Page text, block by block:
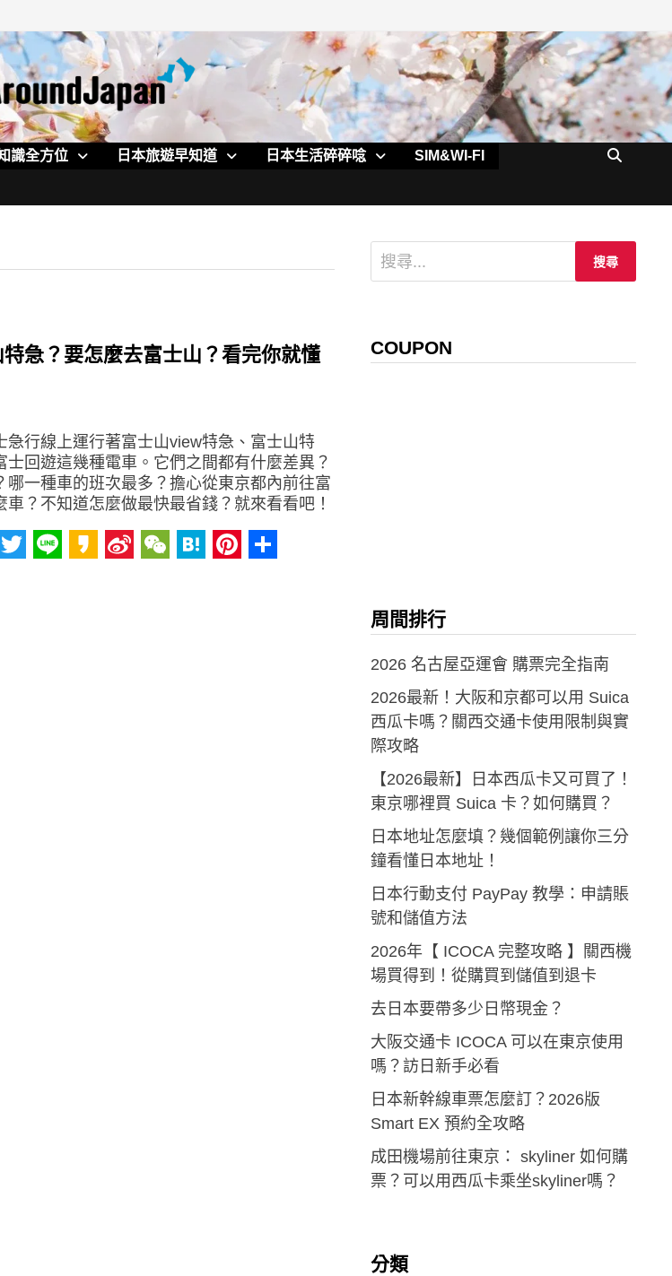
識全方位 日本旅遊早知道 日本生活碎碎唸 SIM&WI-FI
急？要怎麼去富士山？看完你就懂
急行線上運行著富士山view特急、富士山特
士回遊這幾種電車。它們之間都有什麼差異？
哪一種車的班次最多？擔心從東京都內前往富
？不知道怎麼做最快最省錢？就來看看吧！
搜
尋
COUPON
周間排行
2026 名古屋亞運會 購票完全指南
2026最新！大阪和京都可以用 Suica
西瓜卡嗎？關西交通卡使用限制與實
際攻略
【2026最新】日本西瓜卡又可買了！
東京哪裡買 Suica 卡？如何購買？
日本地址怎麼填？幾個範例讓你三分
鐘看懂日本地址！
日本行動支付 PayPay 教學：申請賬
號和儲值方法
2026年【 ICOCA 完整攻略 】關西機
場買得到！從購買到儲值到退卡
去日本要帶多少日幣現金？
大阪交通卡 ICOCA 可以在東京使用
嗎？訪日新手必看
日本新幹線車票怎麼訂？2026版
Smart EX 預約全攻略
成田機場前往東京： skyliner 如何購
票？可以用西瓜卡乘坐skyliner嗎？
分類